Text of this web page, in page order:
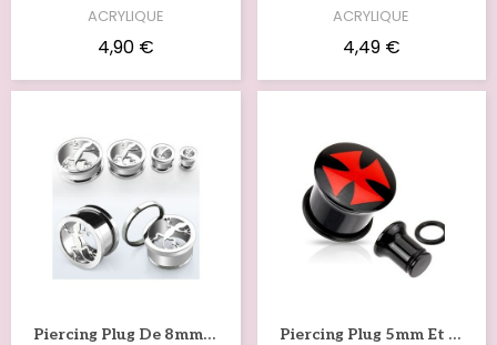
ACRYLIQUE
4,90 €
ACRYLIQUE
4,49 €
Voir Piercing Plug De 8mm À 25mm Ajouré En Acier Salamandre PL063 Voir Piercing Plug 5mm Et 10mm Avec Croix Chopper PL059